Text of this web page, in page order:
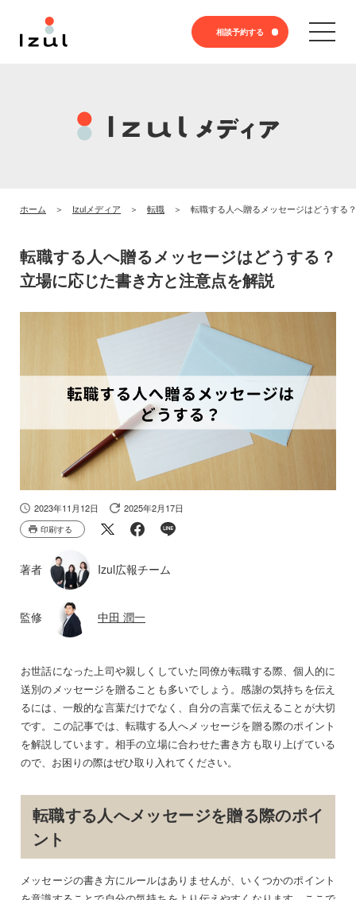
相談予約する
ホーム Izulメディア 転職 転職する人へ贈るメッセージはどうする
転職する人へ贈るメッセージはどうする？
立場に応じた書き方と注意点を解説
2023年11月12日 2025年2月17日
印刷する
著者 Izul広報チーム
監修 中田 潤一
お世話になった上司や親しくしていた同僚が転職する際、個人的に
送別のメッセージを贈ることも多いでしょう。感謝の気持ちを伝え
るには、一般的な言葉だけでなく、自分の言葉で伝えることが大切
です。この記事では、転職する人へメッセージを贈る際のポイント
を解説しています。相手の立場に合わせた書き方も取り上げている
ので、お困りの際はぜひ取り入れてください。
転職する人へメッセージを贈る際のポイ
ント
メッセージの書き方にルールはありませんが、いくつかのポイント